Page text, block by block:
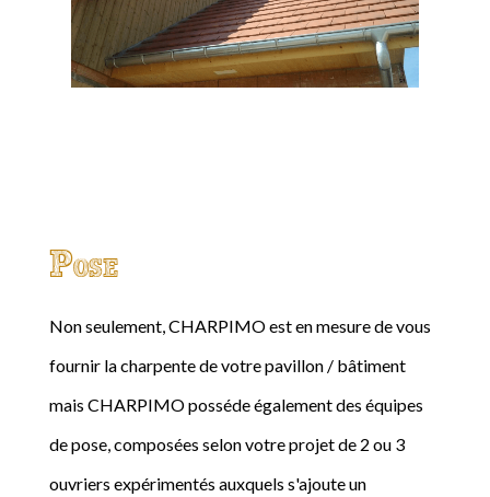
Pose
Non seulement, CHARPIMO est en mesure de vous
fournir la charpente de votre pavillon / bâtiment
mais CHARPIMO posséde également des équipes
de pose, composées selon votre projet de 2 ou 3
ouvriers expérimentés auxquels s'ajoute un